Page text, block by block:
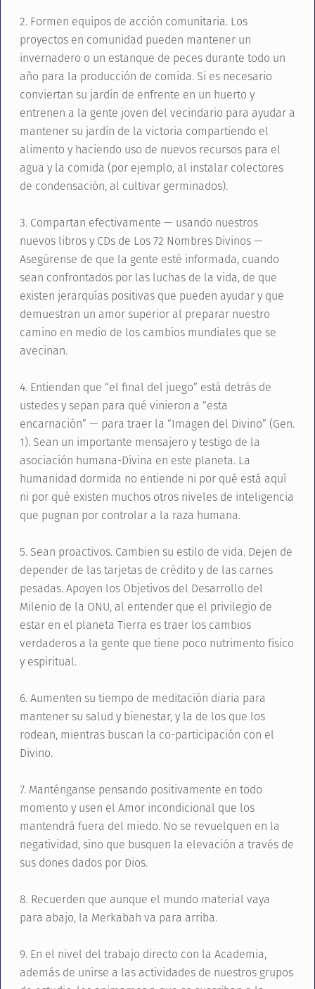
2. Formen equipos de acción comunitaria. Los
proyectos en comunidad pueden mantener un
invernadero o un estanque de peces durante todo un
año para la producción de comida. Si es necesario
conviertan su jardín de enfrente en un huerto y
entrenen a la gente joven del vecindario para ayudar a
mantener su jardín de la victoria compartiendo el
alimento y haciendo uso de nuevos recursos para el
agua y la comida (por ejemplo, al instalar colectores
de condensación, al cultivar germinados).
3. Compartan efectivamente — usando nuestros
nuevos libros y CDs de Los 72 Nombres Divinos —
Asegúrense de que la gente esté informada, cuando
sean confrontados por las luchas de la vida, de que
existen jerarquías positivas que pueden ayudar y que
demuestran un amor superior al preparar nuestro
camino en medio de los cambios mundiales que se
avecinan.
4. Entiendan que “el final del juego” está detrás de
ustedes y sepan para qué vinieron a “esta
encarnación” — para traer la “Imagen del Divino” (Gen.
1). Sean un importante mensajero y testigo de la
asociación humana-Divina en este planeta. La
humanidad dormida no entiende ni por qué está aquí
ni por qué existen muchos otros niveles de inteligencia
que pugnan por controlar a la raza humana.
5. Sean proactivos. Cambien su estilo de vida. Dejen de
depender de las tarjetas de crédito y de las carnes
pesadas. Apoyen los Objetivos del Desarrollo del
Milenio de la ONU, al entender que el privilegio de
estar en el planeta Tierra es traer los cambios
verdaderos a la gente que tiene poco nutrimento físico
y espiritual.
6. Aumenten su tiempo de meditación diaria para
mantener su salud y bienestar, y la de los que los
rodean, mientras buscan la co-participación con el
Divino.
7. Manténganse pensando positivamente en todo
momento y usen el Amor incondicional que los
mantendrá fuera del miedo. No se revuelquen en la
negatividad, sino que busquen la elevación a través de
sus dones dados por Dios.
8. Recuerden que aunque el mundo material vaya
para abajo, la Merkabah va para arriba.
9. En el nivel del trabajo directo con la Academia,
además de unirse a las actividades de nuestros grupos